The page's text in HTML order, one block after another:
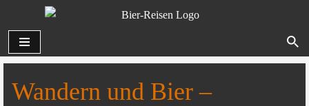
Zum
Inhalt
Wandern und Bier –